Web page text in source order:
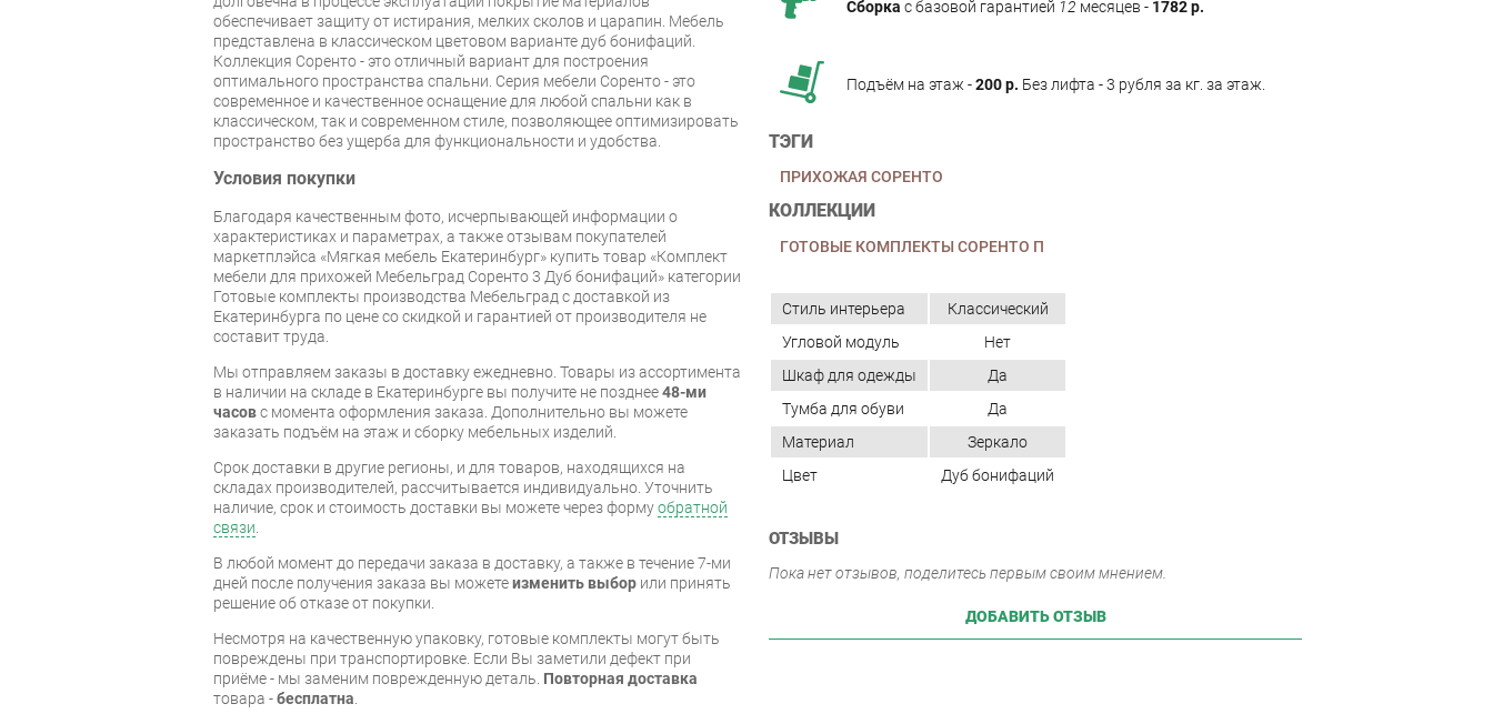
Сборка с базовой гарантией 12 месяцев - 1782 р.
Подъём на этаж -200 р. Без лифта - 3 рубля за кг. за этаж.
ТЭГИ
ПРИХОЖАЯ СОРЕНТО
КОЛЛЕКЦИИ
ГОТОВЫЕ КОМПЛЕКТЫ СОРЕНТО П
обеспечивает защиту от истирания, мелких сколов и царапин. Мебель
представлена в классическом цветовом варианте дуб бонифаций.
Коллекция Соренто - это отличный вариант для построения
оптимального пространства спальни. Серия мебели Соренто - это
современное и качественное оснащение для любой спальни как в
классическом, так и современном стиле, позволяющее оптимизировать
пространство без ущерба для функциональности и удобства.
Условия покупки
Благодаря качественным фото, исчерпывающей информации о
характеристиках и параметрах, а также отзывам покупателей
маркетплэйса «Мягкая мебель Екатеринбург» купить товар «Комплект
мебели для прихожей Мебельград Соренто 3 Дуб бонифаций» категории
Готовые комплекты производства Мебельград с доставкой из
Екатеринбурга по цене со скидкой и гарантией от производителя не
составит труда.
Мы отправляем заказы в доставку ежедневно. Товары из ассортимента
в наличии на складе в Екатеринбурге вы получите не позднее48-ми
часовс момента оформления заказа. Дополнительно вы можете
заказать подъём на этаж и сборку мебельных изделий.
Срок доставки в другие регионы, и для товаров, находящихся на
складах производителей, рассчитывается индивидуально. Уточнить
наличие, срок и стоимость доставки вы можете через формуобратной
связи.
В любой момент до передачи заказа в доставку, а также в течение 7-ми
дней после получения заказа вы можетеизменить выбор или принять
решение об отказе от покупки.
Несмотря на качественную упаковку, готовые комплекты могут быть
повреждены при транспортировке. Если Вы заметили дефект при
приёме - мы заменим поврежденную деталь. Повторная доставка
товара -бесплатна.
Стиль интерьера
Классический
Угловой модуль
Нет
Шкаф для одежды
Да
Тумба для обуви
Да
Материал
Зеркало
Цвет
Дуб бонифаций
ОТЗЫВЫ
Пока нет отзывов, поделитесь первым своим мнением.
ДОБАВИТЬ ОТЗЫВ